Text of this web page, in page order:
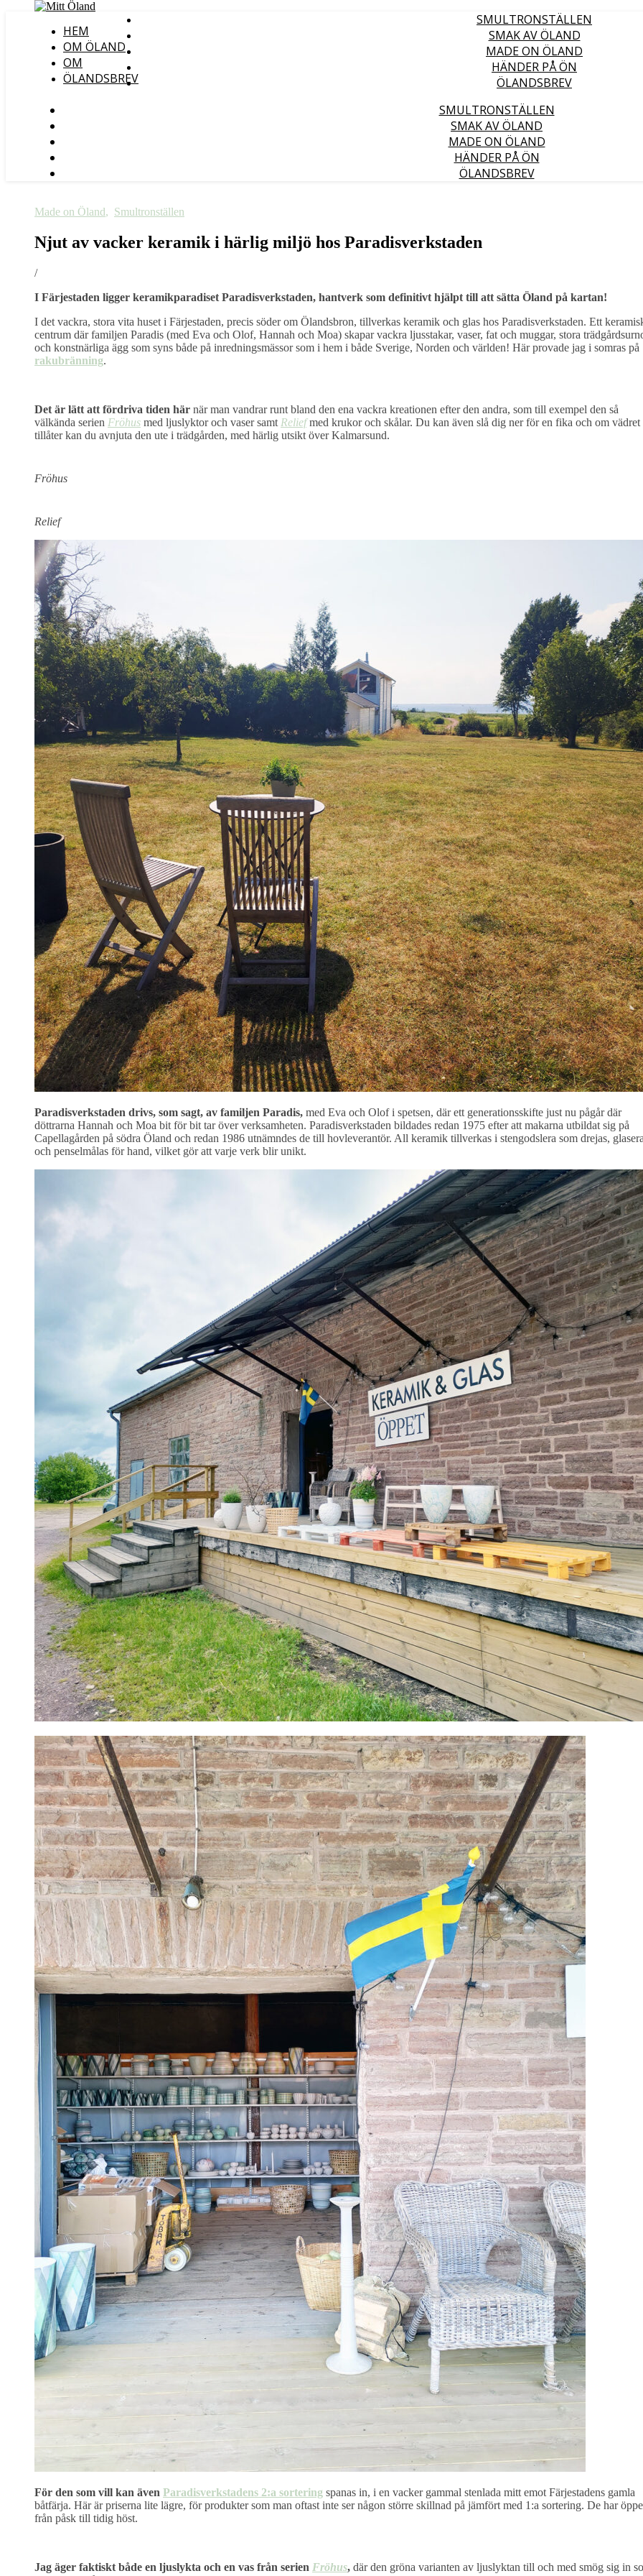
HEM
OM ÖLAND
OM
ÖLANDSBREV
SMULTRONSTÄLLEN
SMAK AV ÖLAND
MADE ON ÖLAND
HÄNDER PÅ ÖN
ÖLANDSBREV
SMULTRONSTÄLLEN
SMAK AV ÖLAND
MADE ON ÖLAND
HÄNDER PÅ ÖN
ÖLANDSBREV
Made on Öland, Smultronställen
Njut av vacker keramik i härlig miljö hos Paradisverkstaden
/
I Färjestaden ligger keramikparadiset Paradisverkstaden, hantverk som definitivt hjälpt till att sätta Öland på kartan!
I det vackra, stora vita huset i Färjestaden, precis söder om Ölandsbron, tillverkas keramik och glas hos Paradisverkstaden. Ett
centrum där familjen Paradis (med Eva och Olof, Hannah och Moa) skapar vackra ljusstakar, vaser, fat och muggar, stora
och konstnärliga ägg som syns både på inredningsmässor som i hem i både Sverige, Norden och världen! Här provade jag i somras på
rakubränning.
Det är lätt att fördriva tiden här när man vandrar runt bland den ena vackra kreationen efter den andra, som till exempel den så
välkända serien Fröhus med ljuslyktor och vaser samt Reliefmed krukor och skålar. Du kan även slå dig ner för en fika och om vädret
tillåter kan du avnjuta den ute i trädgården, med härlig utsikt över Kalmarsund.
Fröhus
Relief
Paradisverkstaden drivs, som sagt, av familjen Paradis, med Eva och Olof i spetsen, där ett generationsskifte just nu pågår där
döttrarna Hannah och Moa bit för bit tar över verksamheten. Paradisverkstaden bildades redan 1975 efter att makarna utbildat sig på
Capellagården på södra Öland och redan 1986 utnämndes de till hovleverantör. All keramik tillverkas i stengodslera som drejas,
och penselmålas för hand, vilket gör att varje verk blir unikt.
För den som vill kan även Paradisverkstadens 2:a sortering spanas in, i en vacker gammal stenlada mitt emot Färjestadens gamla
båtfärja. Här är priserna lite lägre, för produkter som man oftast inte ser någon större skillnad på jämfört med 1:a sortering. De har
från påsk till tidig höst.
Jag äger faktiskt både en ljuslykta och en vas från serien Fröhus, där den gröna varianten av ljuslyktan till och med smög sig in